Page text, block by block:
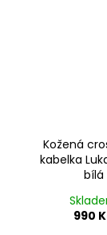
Kožená
kabelka
bílá
990